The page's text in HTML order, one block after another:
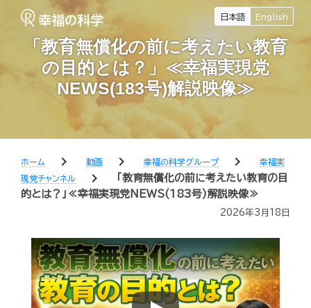
日本語 English
「教育無償化の前に考えたい教育
の目的とは？」≪幸福実現党
NEWS(183号)解説映像≫
ホーム chevron_right 動画 chevron_right 幸福の科学グループ chevron_right
幸福実
現党チャンネル
chevron_right
「教育無償化の前に考えたい教育の目
的とは？」≪幸福実現党NEWS(183号)解説映像≫
2026年3月18日